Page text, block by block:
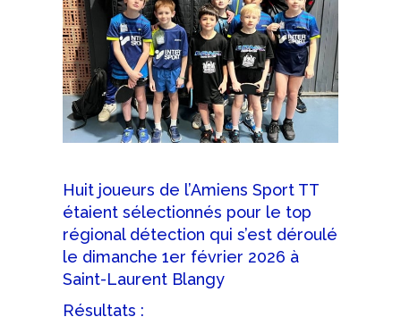
Huit joueurs de l’Amiens Sport TT
étaient sélectionnés pour le top
régional détection qui s’est déroulé
le dimanche 1er février 2026 à
Saint-Laurent Blangy
Résultats :